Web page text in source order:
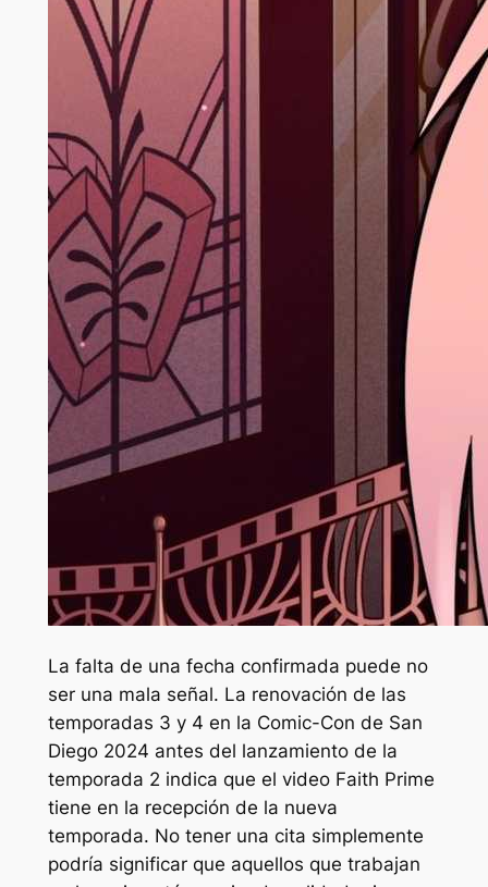
La falta de una fecha confirmada puede no
ser una mala señal. La renovación de las
temporadas 3 y 4 en la Comic-Con de San
Diego 2024 antes del lanzamiento de la
temporada 2 indica que el video Faith Prime
tiene en la recepción de la nueva
temporada. No tener una cita simplemente
podría significar que aquellos que trabajan